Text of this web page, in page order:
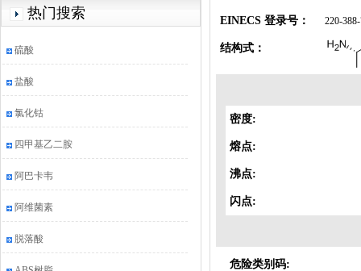
热门搜索
硫酸
盐酸
氯化钴
四甲基乙二胺
阿巴卡韦
阿维菌素
脱落酸
EINECS 登录号： 220-
结构式：
密度:
熔点:
沸点:
闪点:
危险类别码: